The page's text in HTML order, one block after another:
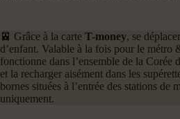
🚈 Grâce à la carte T-money, se
d’enfant. Valable à la fois pour le métro
fonctionne dans l’ensemble de la Corée
et la recharger aisément dans les
bornes situées à l’entrée des stations de
uniquement.